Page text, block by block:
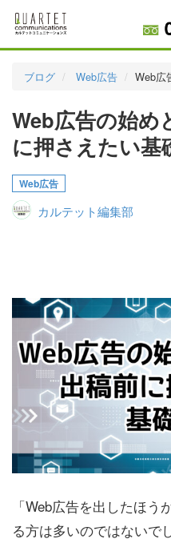
実績・お客様の声
初めて導入をお考えの方
代理店の乗り換えをお考えの
会社概要
お問い合わせ
ブログ Web広告 Web広
Web広告の始め
に押さえたい基
Web広告
カルテット編集部
「Web広告を出したほ
る方は多いのではないで